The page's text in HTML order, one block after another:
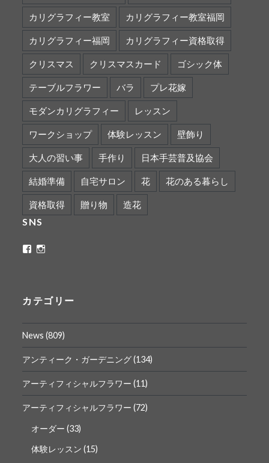
カリグラフィー教室 カリグラフィー教室福岡
カリグラフィー福岡 カリグラフィー資格取得
クリスマス クリスマスカード ゴシック体
テーブルフラワー バラ プレ花嫁
モダンカリグラフィー レッスン
ワークショップ 体験レッスン 壁飾り
大人の習い事 手作り 日本手芸普及協会
結婚準備 自宅サロン 花 花のある暮らし
資格取得 贈り物 造花
SNS
ritaflower.calligraphy
ロ
フ
ー
ル
を
Facebook
で
表
示
ロ
フ
ー
ル
を
Instagram
で
表
示
カテゴリー
News (809)
アンティーク・ガーデニング(134)
アーティフィシャルフラワー (11)
アーティフィシャルフラワー (72)
オーダー (33)
体験レッスン (15)